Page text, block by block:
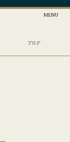
ブログ